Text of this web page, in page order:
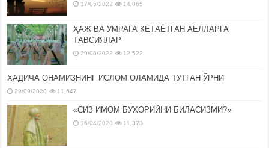
17/05/2022 14,065
ҲАЖ ВА УМРАГА КЕТАЁТГАН АЁЛЛАРГА
ТАВСИЯЛАР
29/06/2022 12,522
ХАДИЧА ОНАМИЗНИНГ ИСЛОМ ОЛАМИДА ТУТГАН ЎРНИ
29/09/2020 11,647
«СИЗ ИМОМ БУХОРИЙНИ БИЛАСИЗМИ?»
16/04/2020 11,373